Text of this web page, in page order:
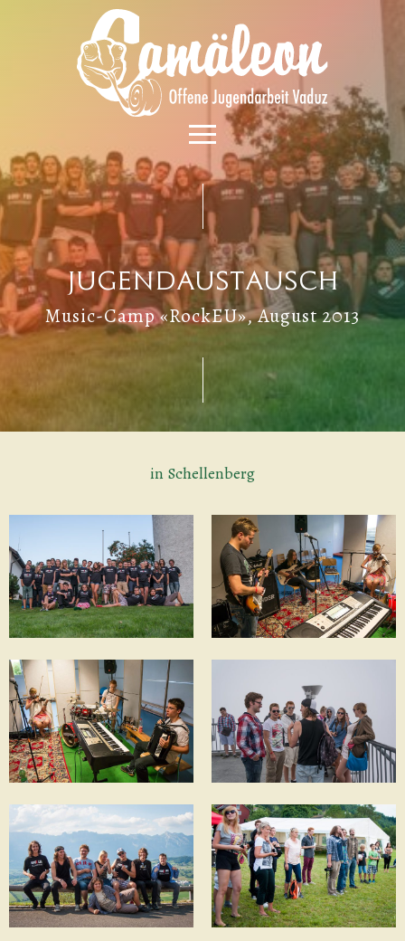
Jugendaustausch
Music-Camp «RockEU», August 2013
in Schellenberg